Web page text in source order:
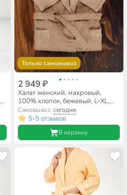
Только самовывоз
2 949 ₽
Халат женский, махровый,
100% хлопок, бежевый, L-XL,
48-50, Barkas, Aria, AI-1905018
Самовывоз: сегодня
5•5 отзывов
В корзину